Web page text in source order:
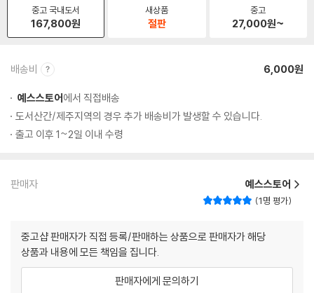
중고 국내도서
167,800원
새상품
절판
중고
27,000원~
배송비 6,000원
예스스토어에서 직접배송
도서산간/제주지역의 경우 추가 배송비가 발생할 수 있습니다.
출고 이후 1~2일 이내 수령
판매자 예스스토어
1명 평가
중고샵 판매자가 직접 등록/판매하는 상품으로 판매자가 해당
상품과 내용에 모든 책임을 집니다.
판매자에게 문의하기